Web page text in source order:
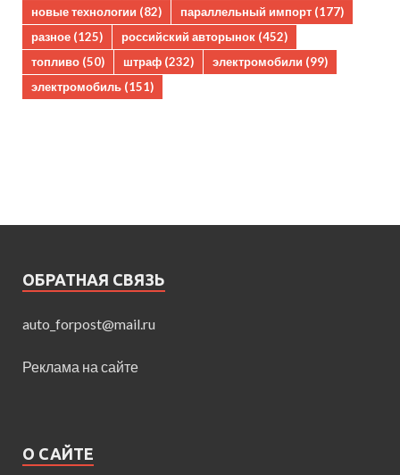
новые технологии (82) параллельный импорт (177)
разное (125) российский авторынок (452)
топливо (50) штраф (232) электромобили (99)
электромобиль (151)
ОБРАТНАЯ СВЯЗЬ
auto_forpost@mail.ru
Реклама на сайте
О САЙТЕ